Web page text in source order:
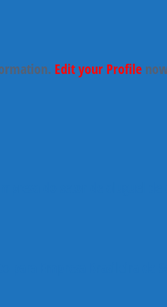
Edit your Profile